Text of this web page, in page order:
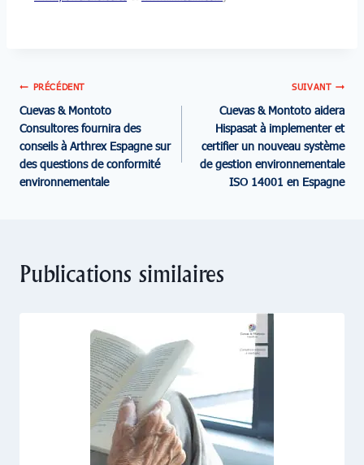
PRÉCÉDENT
Cuevas & Montoto
Consultores fournira des
conseils à Arthrex Espagne sur
des questions de conformité
environnementale
SUIVANT
Cuevas & Montoto aidera
Hispasat à implementer et
certifier un nouveau système
de gestion environnementale
ISO 14001 en Espagne
Publications similaires